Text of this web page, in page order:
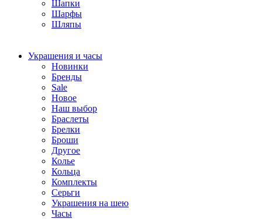
Шапки
Шарфы
Шляпы
Украшения и часы
Новинки
Бренды
Sale
Новое
Наш выбор
Браслеты
Брелки
Броши
Другое
Колье
Кольца
Комплекты
Серьги
Украшения на шею
Часы